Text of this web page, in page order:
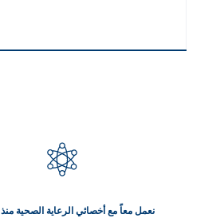
نعمل معاً مع أخصائي الرعاية الصحية منذ ٤٠ عاماً